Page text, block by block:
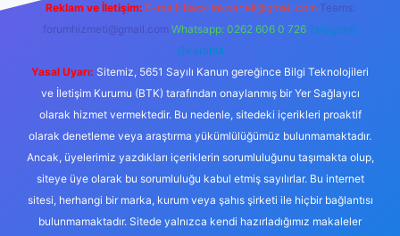
Reklam ve İletişim: E-mail: backlinkpaneli@gmail.com Teams:
forumhizmeti@gmail.com Whatsapp: 0262 606 0 726 Telegram:
@karabul
Yasal Uyarı: Sitemiz, 5651 Sayılı Kanun gereğince Bilgi Teknolojileri
ve İletişim Kurumu (BTK) tarafından onaylanmış bir Yer Sağlayıcı
olarak hizmet vermektedir. Bu nedenle, sitedeki içerikleri proaktif
olarak denetleme veya araştırma yükümlülüğümüz bulunmamaktadır.
Ancak, üyelerimiz yazdıkları içeriklerin sorumluluğunu taşımakta olup,
siteye üye olarak bu sorumluluğu kabul etmiş sayılırlar. Bu internet
sitesi, herhangi bir marka, kurum veya şahıs şirketi ile hiçbir bağlantısı
bulunmamaktadır. Sitede yalnızca kendi hazırladığımız makaleler